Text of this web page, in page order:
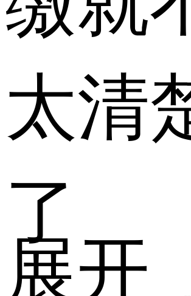
太清
了
展开